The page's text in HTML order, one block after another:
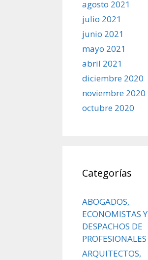
agosto 2021
julio 2021
junio 2021
mayo 2021
abril 2021
diciembre 2020
noviembre 2020
octubre 2020
Categorías
ABOGADOS,
ECONOMISTAS Y
DESPACHOS DE
PROFESIONALES
ARQUITECTOS,